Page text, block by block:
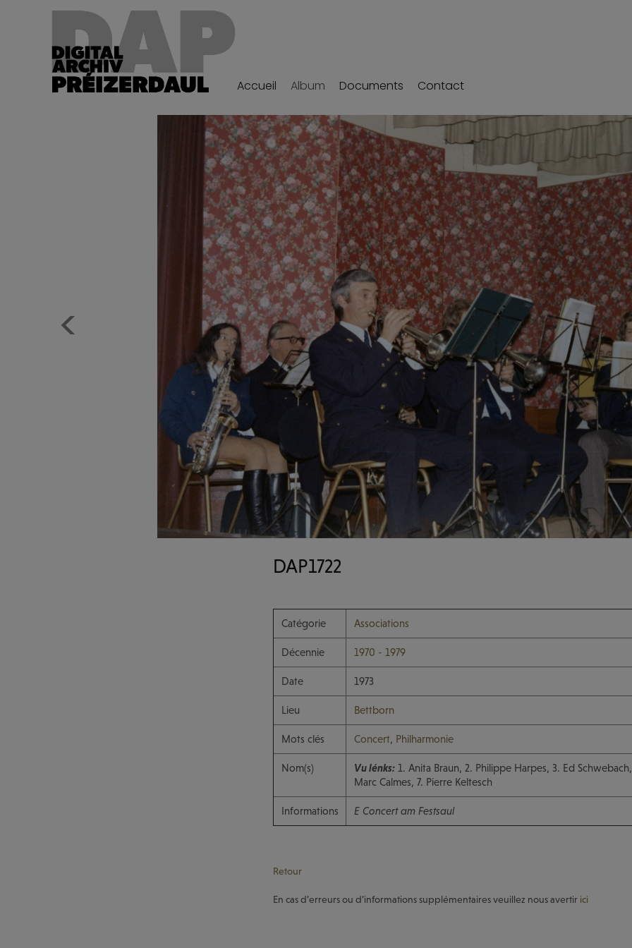
Accueil Album Documents Contact
Previous
DAP1722
Catégorie Associations
Décennie 1970 - 1979
Date 1973
Lieu Bettborn
Mots clés Concert, Philharmonie
Nom(s) Vu lénks:1. Anita Braun, 2. Philippe Harpes, 3. Ed
Marc Calmes, 7. Pierre Keltesch
Informations E Concert am Festsaul
Retour
En cas d’erreurs ou d’informations supplémentaires veuillez nous avertir ici